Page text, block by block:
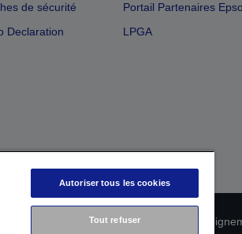
de sécurité
Declaration
Portail Partenaires
LPGA
Déclaration de
Autoriser tous les cookies
Tout refuser